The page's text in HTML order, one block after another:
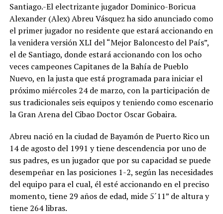
Santiago.-El electrizante jugador Dominico-Boricua
Alexander (Alex) Abreu Vásquez ha sido anunciado como
el primer jugador no residente que estará accionando en
la venidera versión XLI del “Mejor Baloncesto del País”,
el de Santiago, donde estará accionando con los ocho
veces campeones Capitanes de la Bahía de Pueblo
Nuevo, en la justa que está programada para iniciar el
próximo miércoles 24 de marzo, con la participación de
sus tradicionales seis equipos y teniendo como escenario
la Gran Arena del Cibao Doctor Oscar Gobaira.
Abreu nació en la ciudad de Bayamón de Puerto Rico un
14 de agosto del 1991 y tiene descendencia por uno de
sus padres, es un jugador que por su capacidad se puede
desempeñar en las posiciones 1-2, según las necesidades
del equipo para el cual, él esté accionando en el preciso
momento, tiene 29 años de edad, mide 5´11” de altura y
tiene 264 libras.